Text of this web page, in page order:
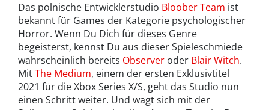
Das polnische Entwicklerstudio Bloober Team ist
bekannt für Games der Kategorie psychologischer
Horror. Wenn Du Dich für dieses Genre
begeisterst, kennst Du aus dieser Spieleschmiede
wahrscheinlich bereits Observer oder Blair Witch.
MitThe Medium, einem der ersten Exklusivtitel
2021 für die Xbox Series X/S, geht das Studio nun
einen Schritt weiter. Und wagt sich mit der